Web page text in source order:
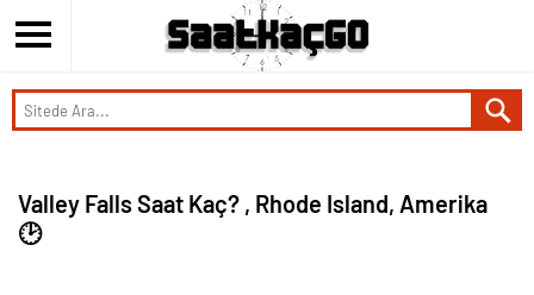
Valley Falls Saat Kaç? , Rhode Island, Amerika
🕑